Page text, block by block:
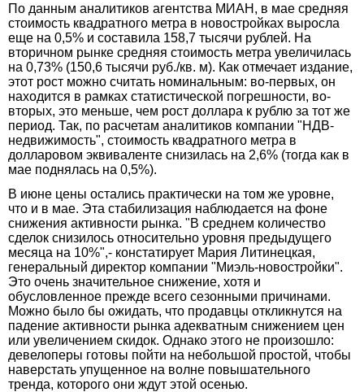
По данным аналитиков агентства МИАН, в мае средняя
стоимость квадратного метра в новостройках выросла
еще на 0,5% и составила 158,7 тысячи рублей. На
вторичном рынке средняя стоимость метра увеличилась
на 0,73% (150,6 тысячи руб./кв. м). Как отмечает издание,
этот рост можно считать номинальным: во-первых, он
находится в рамках статистической погрешности, во-
вторых, это меньше, чем рост доллара к рублю за тот же
период. Так, по расчетам аналитиков компании "НДВ-
недвижимость", стоимость квадратного метра в
долларовом эквиваленте снизилась на 2,6% (тогда как в
мае поднялась на 0,5%).
В июне цены остались практически на том же уровне,
что и в мае. Эта стабилизация наблюдается на фоне
снижения активности рынка. "В среднем количество
сделок снизилось относительно уровня предыдущего
месяца на 10%",- констатирует Мария Литинецкая,
генеральный директор компании "Миэль-новостройки".
Это очень значительное снижение, хотя и
обусловленное прежде всего сезонными причинами.
Можно было бы ожидать, что продавцы откликнутся на
падение активности рынка адекватным снижением цен
или увеличением скидок. Однако этого не произошло:
девелоперы готовы пойти на небольшой простой, чтобы
наверстать упущенное на волне повышательного
тренда, которого они ждут этой осенью.